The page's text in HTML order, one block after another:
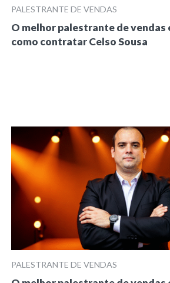
PALESTRANTE DE VENDAS
O melhor palestrante de vendas
como contratar Celso Sousa
PALESTRANTE DE VENDAS